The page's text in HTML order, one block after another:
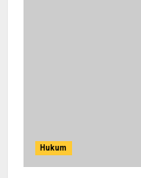
Hukum